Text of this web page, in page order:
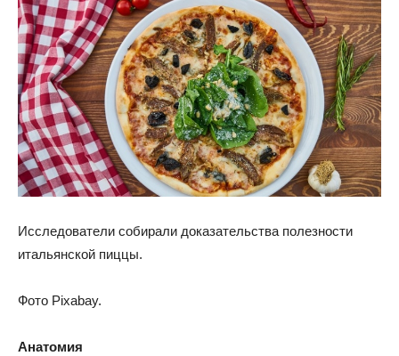
Исследователи собирали доказательства полезности
итальянской пиццы.
Фото Pixabay.
Анатомия